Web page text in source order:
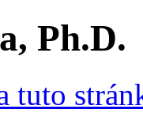
Ph.D.